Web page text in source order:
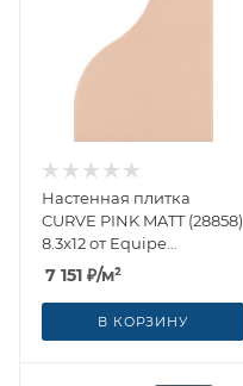
Настенная плитка
CURVE PINK MATT (28858)
8.3x12 от Equipe
Ceramicas (Испания)
7 151 ₽/м²
В КОРЗИНУ